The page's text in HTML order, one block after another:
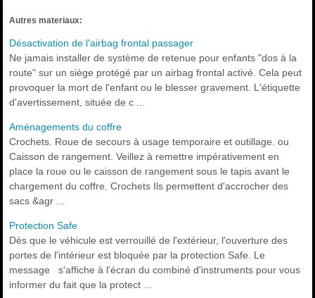
Autres materiaux:
Désactivation de l'airbag frontal passager
Ne jamais installer de système de retenue pour enfants "dos à la
route" sur un siège protégé par un airbag frontal activé. Cela peut
provoquer la mort de l'enfant ou le blesser gravement. L'étiquette
d'avertissement, située de c ...
Aménagements du coffre
Crochets. Roue de secours à usage temporaire et outillage. ou
Caisson de rangement. Veillez à remettre impérativement en
place la roue ou le caisson de rangement sous le tapis avant le
chargement du coffre. Crochets Ils permettent d'accrocher des
sacs &agr ...
Protection Safe
Dès que le véhicule est verrouillé de l'extérieur, l'ouverture des
portes de l'intérieur est bloquée par la protection Safe. Le
message s'affiche à l'écran du combiné d'instruments pour vous
informer du fait que la protect ...